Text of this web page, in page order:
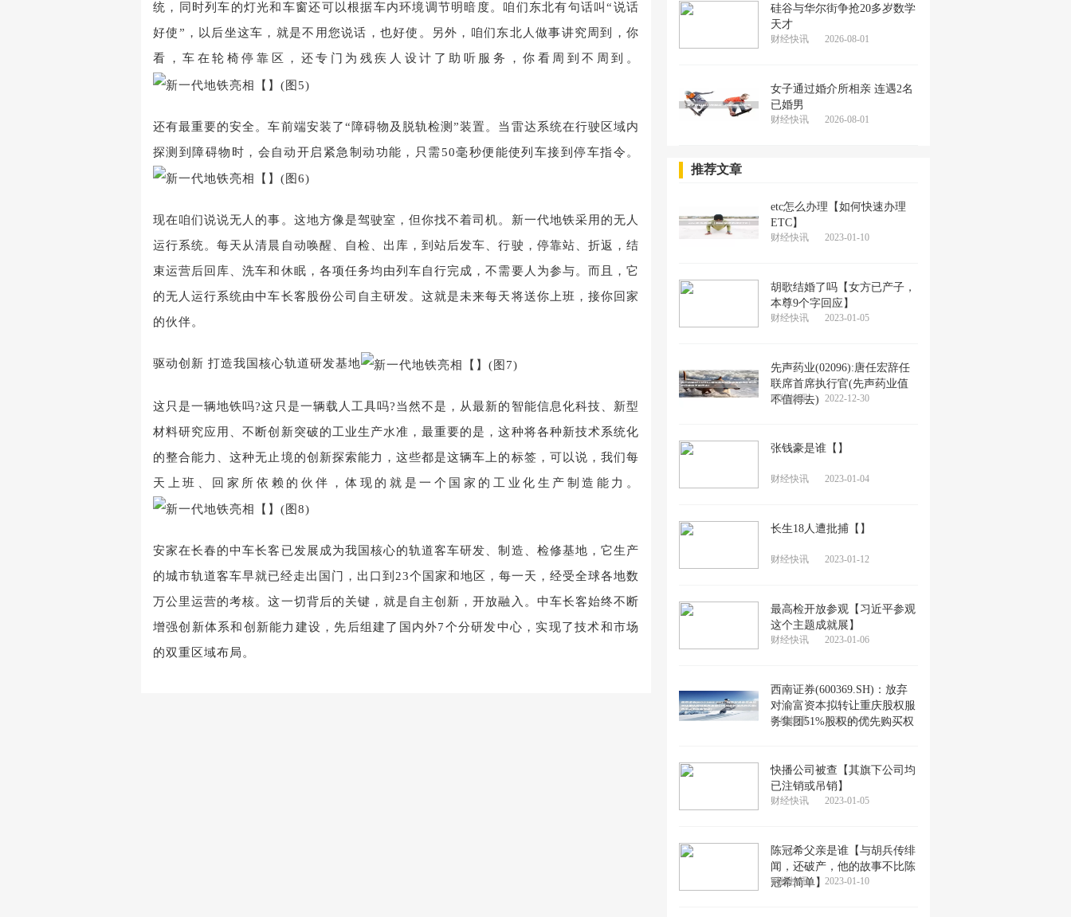
统，同时列车的灯光和车窗还可以根据车内环境调节明暗度。咱们东北有句话叫“说话
好使”，以后坐这车，就是不用您说话，也好使。另外，咱们东北人做事讲究周到，你
看，车在轮椅停靠区，还专门为残疾人设计了助听服务，你看周到不周到。
还有最重要的安全。车前端安装了“障碍物及脱轨检测”装置。当雷达系统在行驶区域内
探测到障碍物时，会自动开启紧急制动功能，只需50毫秒便能使列车接到停车指令。
现在咱们说说无人的事。这地方像是驾驶室，但你找不着司机。新一代地铁采用的无人
运行系统。每天从清晨自动唤醒、自检、出库，到站后发车、行驶，停靠站、折返，结
束运营后回库、洗车和休眠，各项任务均由列车自行完成，不需要人为参与。而且，它
的无人运行系统由中车长客股份公司自主研发。这就是未来每天将送你上班，接你回家
的伙伴。
驱动创新 打造我国核心轨道研发基地
这只是一辆地铁吗?这只是一辆载人工具吗?当然不是，从最新的智能信息化科技、新型
材料研究应用、不断创新突破的工业生产水准，最重要的是，这种将各种新技术系统化
的整合能力、这种无止境的创新探索能力，这些都是这辆车上的标签，可以说，我们每
天上班、回家所依赖的伙伴，体现的就是一个国家的工业化生产制造能力。
安家在长春的中车长客已发展成为我国核心的轨道客车研发、制造、检修基地，它生产
的城市轨道客车早就已经走出国门，出口到23个国家和地区，每一天，经受全球各地数
万公里运营的考核。这一切背后的关键，就是自主创新，开放融入。中车长客始终不断
增强创新体系和创新能力建设，先后组建了国内外7个分研发中心，实现了技术和市场
的双重区域布局。
硅谷与华尔街争抢20多岁数学
天才
财经快讯 2026-08-01
女子通过婚介所相亲 连遇2名
已婚男
财经快讯 2026-08-01
推荐文章
etc怎么办理【如何快速办理
ETC】
财经快讯 2023-01-10
胡歌结婚了吗【女方已产子，
本尊9个字回应】
财经快讯 2023-01-05
先声药业(02096):唐任宏辞任
联席首席执行官(先声药业值
不值得去)
财经快讯 2022-12-30
张钱豪是谁【】
财经快讯 2023-01-04
长生18人遭批捕【】
财经快讯 2023-01-12
最高检开放参观【习近平参观
这个主题成就展】
财经快讯 2023-01-06
西南证券(600369.SH)：放弃
对渝富资本拟转让重庆股权服
务集团51%股权的优先购买权
财经快讯 2022-12-30
快播公司被查【其旗下公司均
已注销或吊销】
财经快讯 2023-01-05
陈冠希父亲是谁【与胡兵传绯
闻，还破产，他的故事不比陈
冠希简单】
财经快讯 2023-01-10